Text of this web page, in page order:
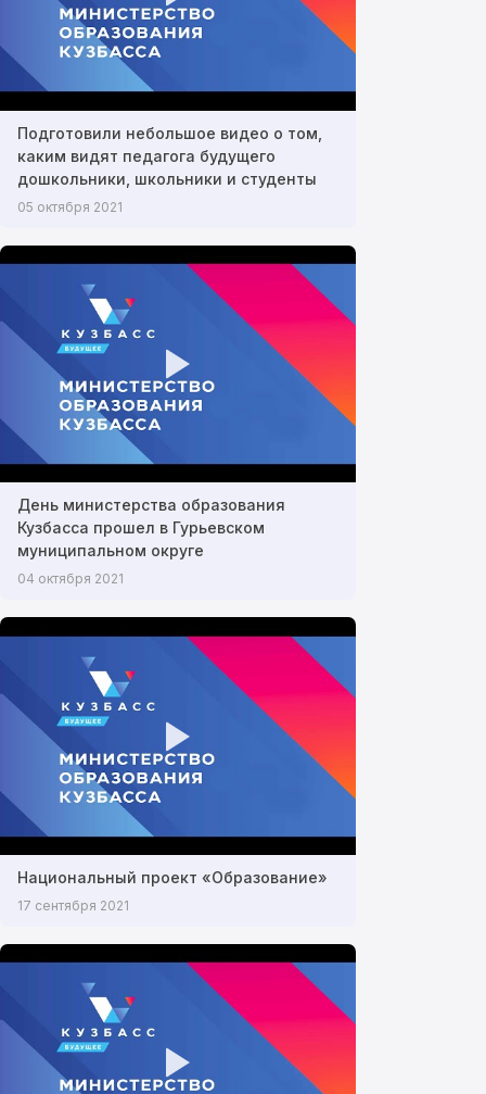
Подготовили небольшое видео о том,
каким видят педагога будущего
дошкольники, школьники и студенты
05 октября 2021
День министерства образования
Кузбасса прошел в Гурьевском
муниципальном округе
04 октября 2021
Национальный проект «Образование»
17 сентября 2021